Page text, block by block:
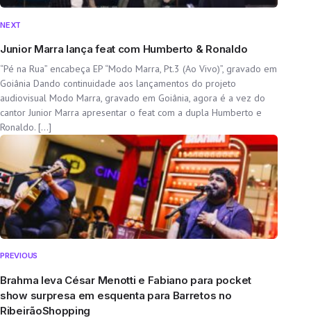
NEXT
Junior Marra lança feat com Humberto & Ronaldo
“Pé na Rua” encabeça EP “Modo Marra, Pt.3 (Ao Vivo)”, gravado em
Goiânia Dando continuidade aos lançamentos do projeto
audiovisual Modo Marra, gravado em Goiânia, agora é a vez do
cantor Junior Marra apresentar o feat com a dupla Humberto e
Ronaldo. […]
PREVIOUS
Brahma leva César Menotti e Fabiano para pocket
show surpresa em esquenta para Barretos no
RibeirãoShopping